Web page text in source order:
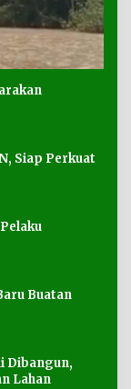
Siap Perkuat
Buatan
Dibangun,
Lahan